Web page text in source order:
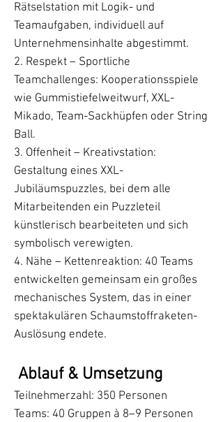
Rätselstation mit Logik- und
Teamaufgaben, individuell auf
Unternehmensinhalte abgestimmt.
2. Respekt – Sportliche
Teamchallenges: Kooperationsspiele
wie Gummistiefelweitwurf, XXL-
Mikado, Team-Sackhüpfen oder String
Ball.
3. Offenheit – Kreativstation:
Gestaltung eines XXL-
Jubiläumspuzzles, bei dem alle
Mitarbeitenden ein Puzzleteil
künstlerisch bearbeiteten und sich
symbolisch verewigten.
4. Nähe – Kettenreaktion: 40 Teams
entwickelten gemeinsam ein großes
mechanisches System, das in einer
spektakulären Schaumstoffraketen-
Auslösung endete.
Ablauf & Umsetzung
Teilnehmerzahl: 350 Personen
Teams: 40 Gruppen à 8–9 Personen